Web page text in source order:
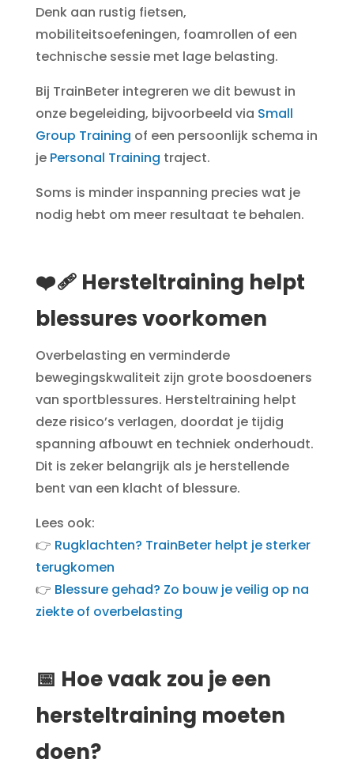
Denk aan rustig fietsen,
mobiliteitsoefeningen, foamrollen of een
technische sessie met lage belasting.
Bij TrainBeter integreren we dit bewust in
onze begeleiding, bijvoorbeeld via Small
Group Training of een persoonlijk schema in
je Personal Training traject.
Soms is minder inspanning precies wat je
nodig hebt om meer resultaat te behalen.
❤️‍🩹 Hersteltraining helpt
blessures voorkomen
Overbelasting en verminderde
bewegingskwaliteit zijn grote boosdoeners
van sportblessures. Hersteltraining helpt
deze risico’s verlagen, doordat je tijdig
spanning afbouwt en techniek onderhoudt.
Dit is zeker belangrijk als je herstellende
bent van een klacht of blessure.
Lees ook:
👉 Rugklachten? TrainBeter helpt je sterker
terugkomen
👉 Blessure gehad? Zo bouw je veilig op na
ziekte of overbelasting
📅 Hoe vaak zou je een
hersteltraining moeten
doen?